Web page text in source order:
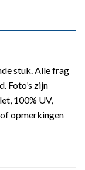
stuk. Alle frag
Foto’s zijn
100% UV,
of opmerkingen